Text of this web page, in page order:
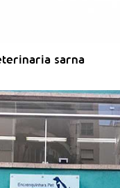
sarna